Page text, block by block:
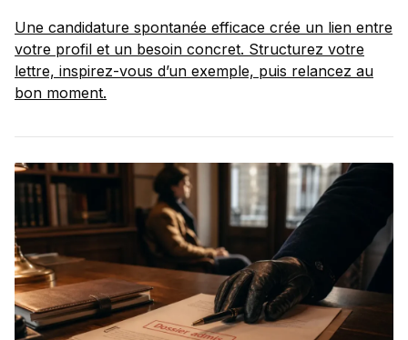
Une candidature spontanée efficace crée un lien entre
votre profil et un besoin concret. Structurez votre
lettre, inspirez-vous d’un exemple, puis relancez au
bon moment.